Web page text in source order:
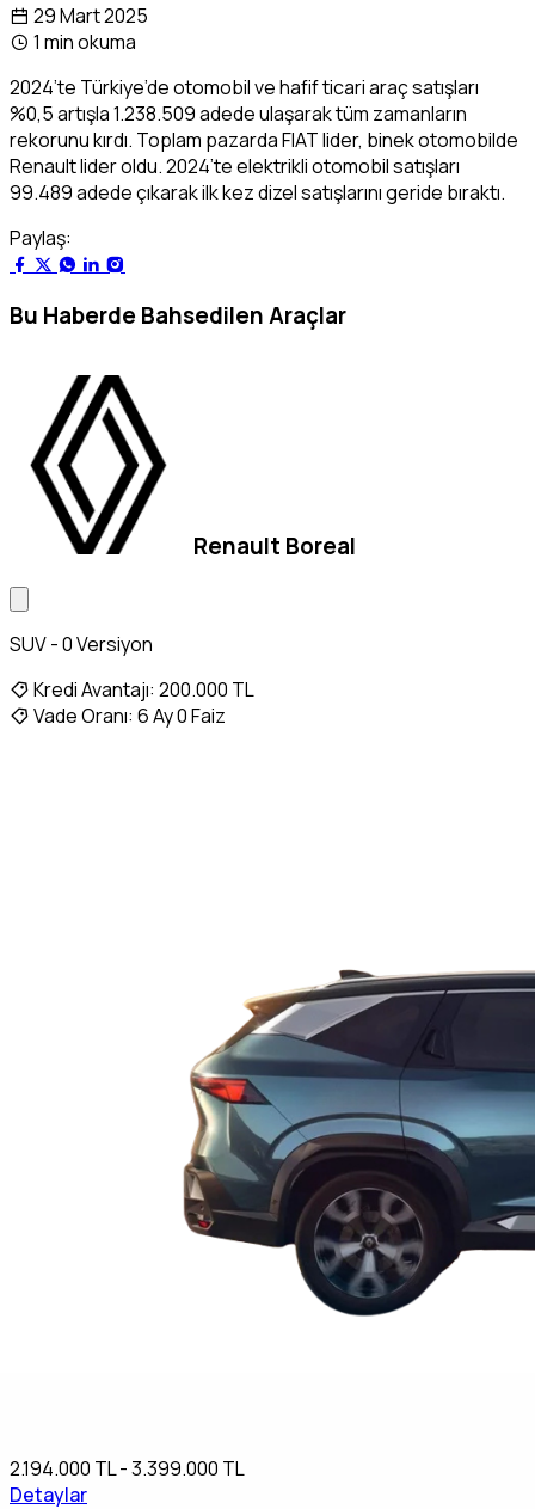
29 Mart 2025
1 min okuma
2024’te Türkiye’de otomobil ve hafif ticari araç satışları
%0,5 artışla 1.238.509 adede ulaşarak tüm zamanların
rekorunu kırdı. Toplam pazarda FIAT lider, binek otomobilde
Renault lider oldu. 2024’te elektrikli otomobil satışları
99.489 adede çıkarak ilk kez dizel satışlarını geride bıraktı.
Paylaş:
Bu Haberde Bahsedilen Araçlar
Renault Boreal
SUV - 0 Versiyon
Kredi Avantajı: 200.000 TL
Vade Oranı: 6 Ay 0 Faiz
2.194.000 TL - 3.399.000 TL
Detaylar